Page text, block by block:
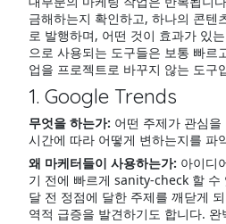
금해하는지 확인하고, 하나의 콘텐
로 발행하며, 어떤 것이 효과가 있
으로 사용되는 도구들은 보통 빠르
업을 프로젝트로 바꾸지 않는 도구
1. Google Trends
무엇을 하는가: 어떤 주제가 관심
시간에 따라 어떻게 변하는지를 파
왜 마케터들이 사용하는가: 아이디
기 전에 빠르게 sanity-check 할 수
달 전 정점에 달한 주제를 깨닫게
역적 급증을 발견하기도 합니다.